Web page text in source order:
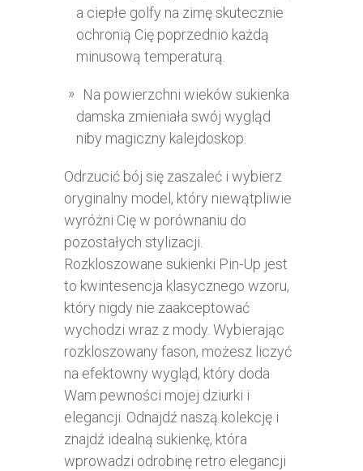
a ciepłe golfy na zimę skutecznie
ochronią Cię poprzednio każdą
minusową temperaturą.
Na powierzchni wieków sukienka
damska zmieniała swój wygląd
niby magiczny kalejdoskop.
Odrzucić bój się zaszaleć i wybierz
oryginalny model, który niewątpliwie
wyróżni Cię w porównaniu do
pozostałych stylizacji.
Rozkloszowane sukienki Pin-Up jest
to kwintesencja klasycznego wzoru,
który nigdy nie zaakceptować
wychodzi wraz z mody. Wybierając
rozkloszowany fason, możesz liczyć
na efektowny wygląd, który doda
Wam pewności mojej dziurki i
elegancji. Odnajdź naszą kolekcję i
znajdź idealną sukienkę, która
wprowadzi odrobinę retro elegancji